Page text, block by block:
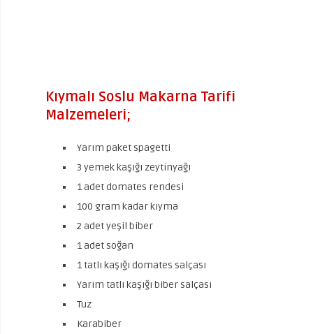
Kıymalı Soslu Makarna Tarifi
Malzemeleri;
Yarım paket spagetti
3 yemek kaşığı zeytinyağı
1 adet domates rendesi
100 gram kadar kıyma
2 adet yeşil biber
1 adet soğan
1 tatlı kaşığı domates salçası
Yarım tatlı kaşığı biber salçası
Tuz
Karabiber